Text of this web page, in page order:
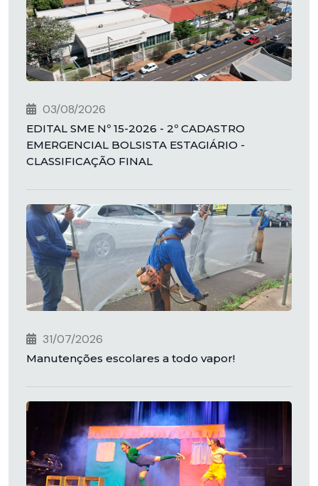
03/08/2026
EDITAL SME Nº 15-2026 - 2º CADASTRO
EMERGENCIAL BOLSISTA ESTAGIÁRIO -
CLASSIFICAÇÃO FINAL
31/07/2026
Manutenções escolares a todo vapor!